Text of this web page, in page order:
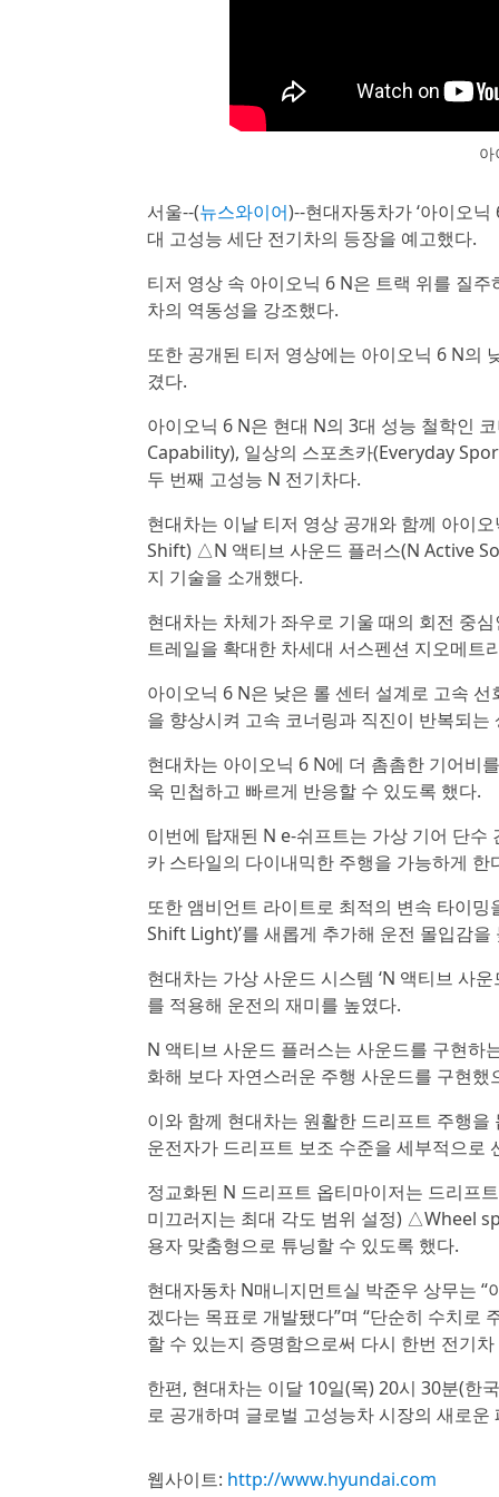
서울--(뉴스와이어)--현대자동차가 ‘아이오
대 고성능 세단 전기차의 등장을 예고했다.
티저 영상 속 아이오닉 6 N은 트랙 위를 질
차의 역동성을 강조했다.
또한 공개된 티저 영상에는 아이오닉 6 N의
겼다.
아이오닉 6 N은 현대 N의 3대 성능 철학인
Capability), 일상의 스포츠카(Everyday
두 번째 고성능 N 전기차다.
현대차는 이날 티저 영상 공개와 함께 아이
Shift) △N 액티브 사운드 플러스(N Active
지 기술을 소개했다.
현대차는 차체가 좌우로 기울 때의 회전 중
트레일을 확대한 차세대 서스펜션 지오메트
아이오닉 6 N은 낮은 롤 센터 설계로 고속
을 향상시켜 고속 코너링과 직진이 반복되
현대차는 아이오닉 6 N에 더 촘촘한 기어비
욱 민첩하고 빠르게 반응할 수 있도록 했다.
이번에 탑재된 N e-쉬프트는 가상 기어 단
카 스타일의 다이내믹한 주행을 가능하게 한
또한 앰비언트 라이트로 최적의 변속 타이
Shift Light)’를 새롭게 추가해 운전 몰입감을
현대차는 가상 사운드 시스템 ‘N 액티브 사
를 적용해 운전의 재미를 높였다.
N 액티브 사운드 플러스는 사운드를 구현
화해 보다 자연스러운 주행 사운드를 구현
이와 함께 현대차는 원활한 드리프트 주행
운전자가 드리프트 보조 수준을 세부적으로
정교화된 N 드리프트 옵티마이저는 드리
미끄러지는 최대 각도 범위 설정) △Wheel
용자 맞춤형으로 튜닝할 수 있도록 했다.
현대자동차 N매니지먼트실 박준우 상무는
겠다는 목표로 개발됐다”며 “단순히 수치로
할 수 있는지 증명함으로써 다시 한번 전기
한편, 현대차는 이달 10일(목) 20시 30분(한
로 공개하며 글로벌 고성능차 시장의 새로
웹사이트: http://www.hyundai.com